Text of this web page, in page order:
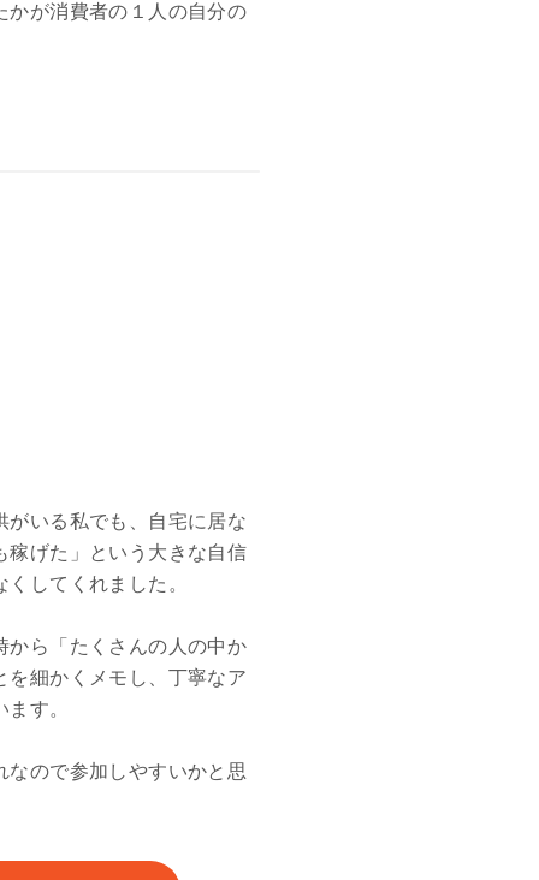
かが消費者の１人の自分の
がいる私でも、自宅に居な
稼げた」という大きな自信
してくれました。
から「たくさんの人の中か
を細かくメモし、丁寧なア
す。
なので参加しやすいかと思